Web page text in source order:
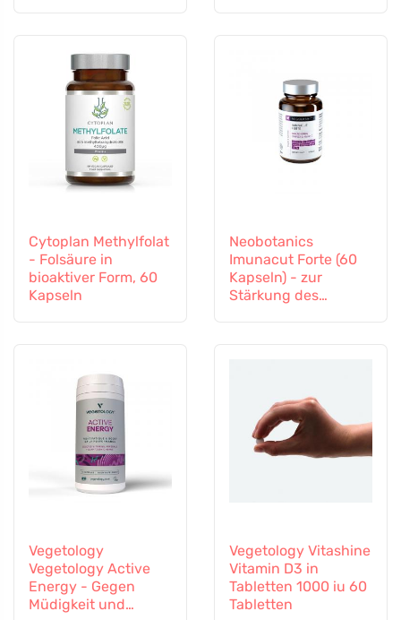
Cytoplan Methylfolat
- Folsäure in
bioaktiver Form, 60
Kapseln
Neobotanics
Imunacut Forte (60
Kapseln) - zur
Stärkung des
Vegetology
Vegetology Active
Energy - Gegen
Müdigkeit und
Vegetology Vitashine
Vitamin D3 in
Tabletten 1000 iu 60
Tabletten